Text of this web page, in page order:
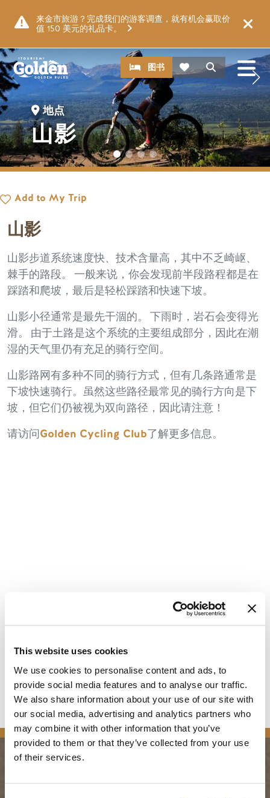
This website uses cookies
We use cookies to personalise content and ads, to
provide social media features and to analyse our traffic.
We also share information about your use of our site with
our social media, advertising and analytics partners who
may combine it with other information that you’ve
provided to them or that they’ve collected from your use
of their services.
来金市旅游？完成我们的游客调查，就有机会赢取价
值 150 美元的礼品卡。
搜索
CTA图书
地点
山影
Add to My Trip
山影
山影步道系统速度快、技术含量高，其中不乏崎岖、
棘手的路段。 一般来说，你会发现前半段路程都是在
踩踏和爬坡，最后是轻松踩踏和快速下坡。
山影小径通常是最先干涸的。 下雨时，岩石会变得光
滑。 由于土路是这个系统的主要组成部分，因此在潮
湿的天气里仍有充足的骑行空间。
山影路网有多种不同的骑行方式，但有几条路通常是
下坡快速骑行。虽然这些路径最常见的骑行方向是下
坡，但它们仍被视为双向路径，因此请注意！
请访问Golden Cycling Club了解更多信息。
山影关于Trailforks.com
规划 季节